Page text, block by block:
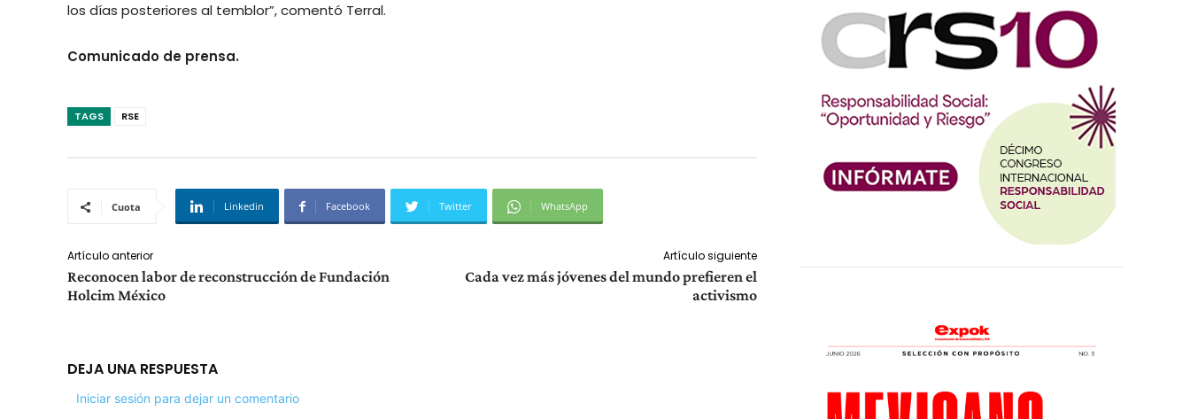
los días posteriores al temblor”, comentó Terral.
Comunicado de prensa.
TAGS RSE
Cuota Linkedin Facebook Twitter WhatsApp
Artículo anterior
Reconocen labor de reconstrucción de Fundación
Holcim México
Artículo siguiente
Cada vez más jóvenes del mundo prefieren el
activismo
DEJA UNA RESPUESTA
Iniciar sesión para dejar un comentario